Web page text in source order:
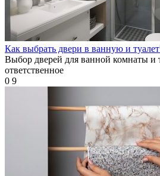
Как выбрать двери в ванную и
Выбор дверей для ванной комнаты и
ответственное
0 9